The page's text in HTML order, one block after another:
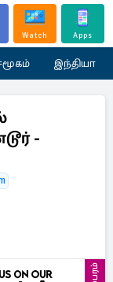
Watch Apps
இந்தியா
-